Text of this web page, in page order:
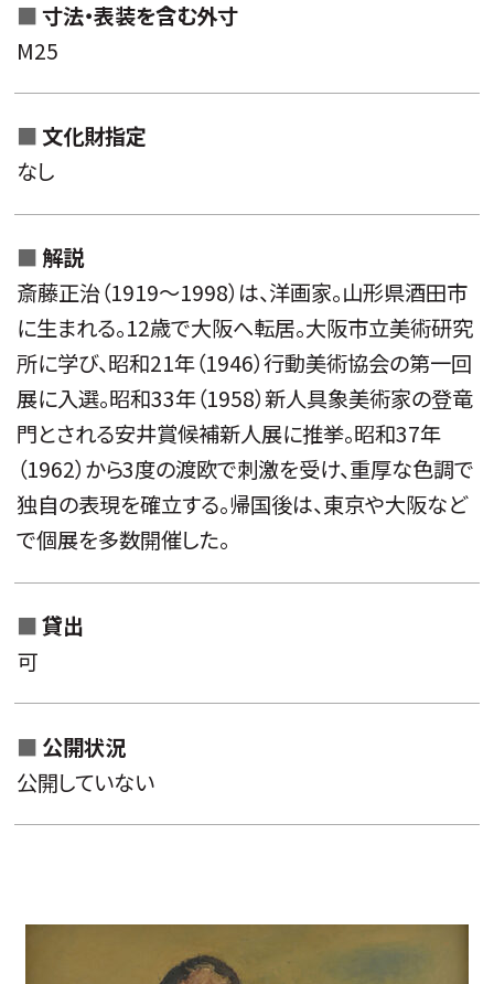
寸法・表装を含む外寸
M25
文化財指定
なし
解説
斎藤正治（1919～1998）は、洋画家。山形県酒田市
に生まれる。12歳で大阪へ転居。大阪市立美術研究
所に学び、昭和21年（1946）行動美術協会の第一回
展に入選。昭和33年（1958）新人具象美術家の登竜
門とされる安井賞候補新人展に推挙。昭和37年
（1962）から3度の渡欧で刺激を受け、重厚な色調で
独自の表現を確立する。帰国後は、東京や大阪など
で個展を多数開催した。
貸出
可
公開状況
公開していない